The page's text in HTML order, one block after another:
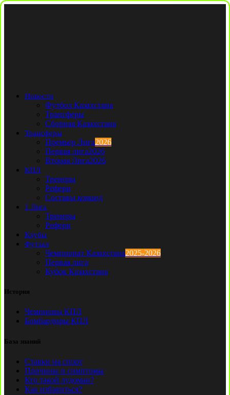
Новости
Футбол Казахстана
Трансферы
Сборная Казахстана
Трансферы
Премьер Лига2026
Первая лига2026
Вторая Лига2026
КПЛ
Тренеры
Рефери
Составы команд
1 Лига
Тренеры
Рефери
Клубы
Футзал
Чемпионат Казахстана2025-2026
Первая лига
Кубок Казахстана
История
Чемпионы КПЛ
Бомбардиры КПЛ
База знаний
Ставки на спорт
Причины и симптомы
Кто такой лудоман?
Как избавиться?